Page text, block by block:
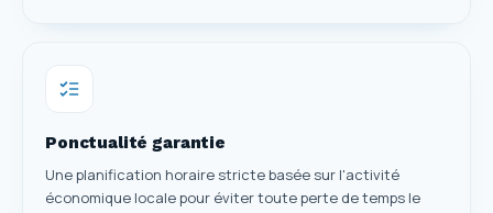
Ponctualité garantie
Une planification horaire stricte basée sur l'activité
économique locale pour éviter toute perte de temps le